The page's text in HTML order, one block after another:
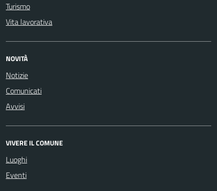
Turismo
Vita lavorativa
NOVITÀ
Notizie
Comunicati
Avvisi
VIVERE IL COMUNE
Luoghi
Eventi